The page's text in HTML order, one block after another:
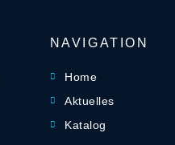
NAVIGATION
Home
Aktuelles
Katalog